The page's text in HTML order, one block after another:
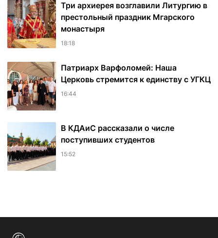
Три архиерея возглавили Литургию в
престольный праздник Мгарского
монастыря
18:18
Патриарх Варфоломей: Наша
Церковь стремится к единству с УГКЦ
16:44
В КДАиС рассказали о числе
поступивших студентов
15:52